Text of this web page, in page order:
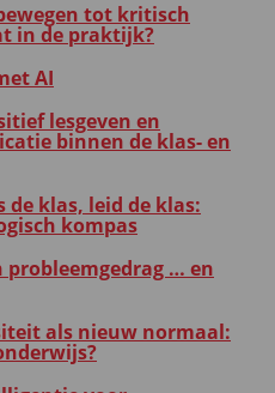
tot kritisch
in de praktijk?
AI
lesgeven en
binnen de klas- en
de klas, leid de klas:
kompas
probleemgedrag … en
als nieuw normaal: